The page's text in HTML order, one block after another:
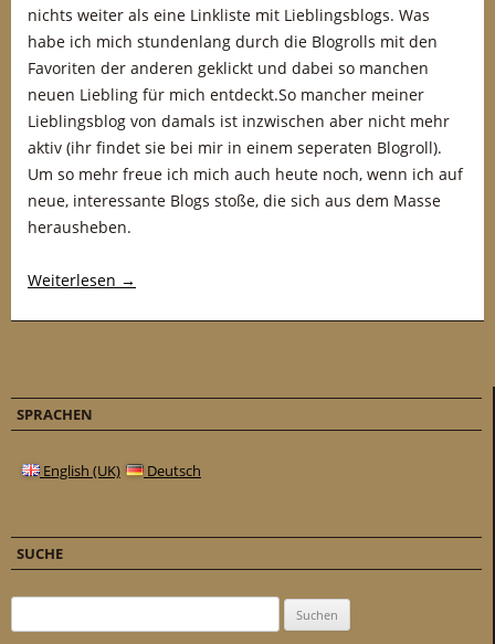
nichts weiter als eine Linkliste mit Lieblingsblogs. Was
habe ich mich stundenlang durch die Blogrolls mit den
Favoriten der anderen geklickt und dabei so manchen
neuen Liebling für mich entdeckt.So mancher meiner
Lieblingsblog von damals ist inzwischen aber nicht mehr
aktiv (ihr findet sie bei mir in einem seperaten Blogroll).
Um so mehr freue ich mich auch heute noch, wenn ich auf
neue, interessante Blogs stoße, die sich aus dem Masse
herausheben.
Weiterlesen →
SPRACHEN
English (UK) Deutsch
SUCHE